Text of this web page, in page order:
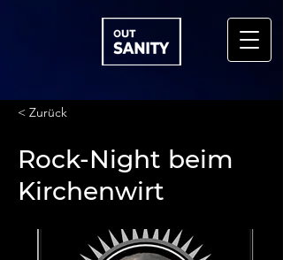
< Zurück
Rock-Night beim
Kirchenwirt